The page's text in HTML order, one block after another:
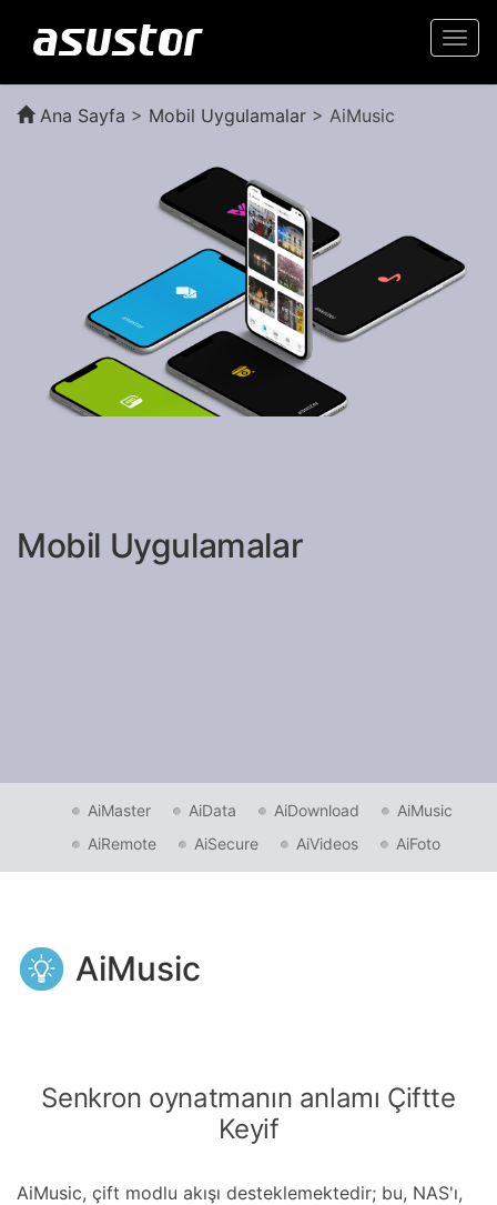
Ana Sayfa > Mobil Uygulamalar > AiMusic
Mobil Uygulamalar
AiMaster AiData AiDownload
AiMusic
AiRemote
AiSecure AiVideos AiFoto
AiMusic
Senkron oynatmanın anlamı Çiftte
Keyif
AiMusic, çift modlu akışı desteklemektedir; bu, NAS'ı,